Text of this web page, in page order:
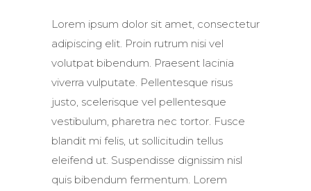
Lorem ipsum dolor sit amet, consectetur
adipiscing elit. Proin rutrum nisi vel
volutpat bibendum. Praesent lacinia
viverra vulputate. Pellentesque risus
justo, scelerisque vel pellentesque
vestibulum, pharetra nec tortor. Fusce
blandit mi felis, ut sollicitudin tellus
eleifend ut. Suspendisse dignissim nisl
quis bibendum fermentum. Lorem